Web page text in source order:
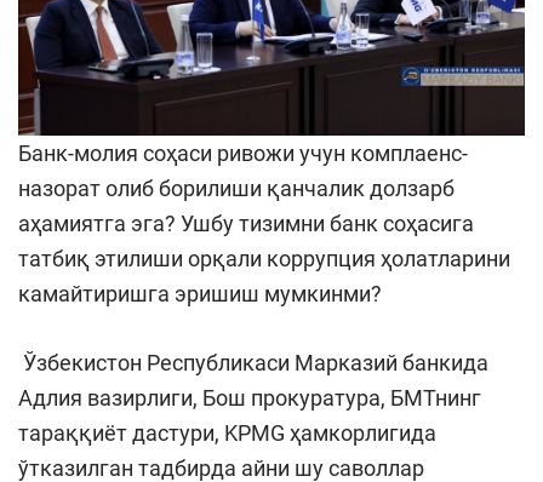
Банк-молия соҳаси ривожи учун комплаенс-
назорат олиб борилиши қанчалик долзарб
аҳамиятга эга? Ушбу тизимни банк соҳасига
татбиқ этилиши орқали коррупция ҳолатларини
камайтиришга эришиш мумкинми?
Ўзбекистон Республикаси Марказий банкида
Адлия вазирлиги, Бош прокуратура, БМТнинг
тараққиёт дастури, KPMG ҳамкорлигида
ўтказилган тадбирда айни шу саволлар